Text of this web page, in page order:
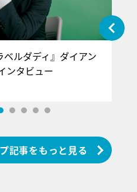
ベルダディ』ダイアン
インタビュー
記事をもっと見る